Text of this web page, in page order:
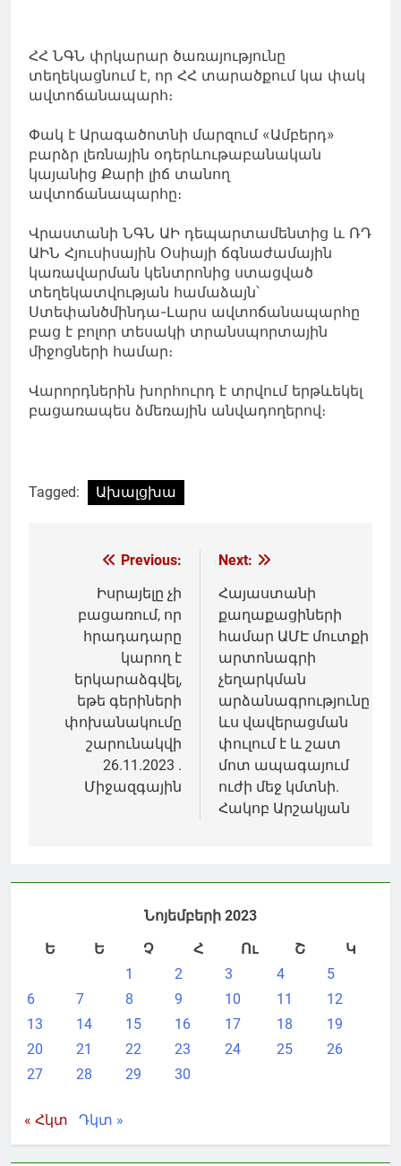
ՀՀ ՆԳՆ փրկարար ծառայությունը
տեղեկացնում է, որ ՀՀ տարածքում կա փակ
ավտոճանապարհ։
Փակ է Արագածոտնի մարզում «Ամբերդ»
բարձր լեռնային օդերևութաբանական
կայանից Քարի լիճ տանող
ավտոճանապարհը։
Վրաստանի ՆԳՆ ԱԻ դեպարտամենտից և ՌԴ
ԱԻՆ Հյուսիսային Օսիայի ճգնաժամային
կառավարման կենտրոնից ստացված
տեղեկատվության համաձայն՝
Ստեփանծմինդա-Լարս ավտոճանապարհը
բաց է բոլոր տեսակի տրանսպորտային
միջոցների համար։
Վարորդներին խորհուրդ է տրվում երթևեկել
բացառապես ձմեռային անվադողերով։
Tagged: Ախալցխա
Գրառումների
նավարկումը
Previous:
Իսրայելը չի
բացառում, որ
հրադադարը
կարող է
երկարաձգվել,
եթե գերիների
փոխանակումը
շարունակվի
26.11.2023 .
Միջազգային
Next:
Հայաստանի
քաղաքացիների
համար ԱՄԷ մուտքի
արտոնագրի
չեղարկման
արձանագրությունը
ևս վավերացման
փուլում է և շատ
մոտ ապագայում
ուժի մեջ կմտնի.
Հակոբ Արշակյան
Նոյեմբերի 2023
Ե
Ե Չ Հ Ու Շ
Կ
1
2 3 4
5
6
7 8 9 10 11
12
13
14 15 16 17 18
19
20
21 22 23 24 25
26
27
28 29 30
« Հկտ Դկտ »